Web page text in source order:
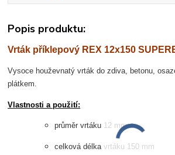
Popis produktu:
Vrták příklepový REX 12x150
Vysoce houževnatý vrták do zdiva, betonu,
plátkem.
Vlastnosti a použití:
průměr vrtáku 12 mm
celková délka vrtáku 150 mm